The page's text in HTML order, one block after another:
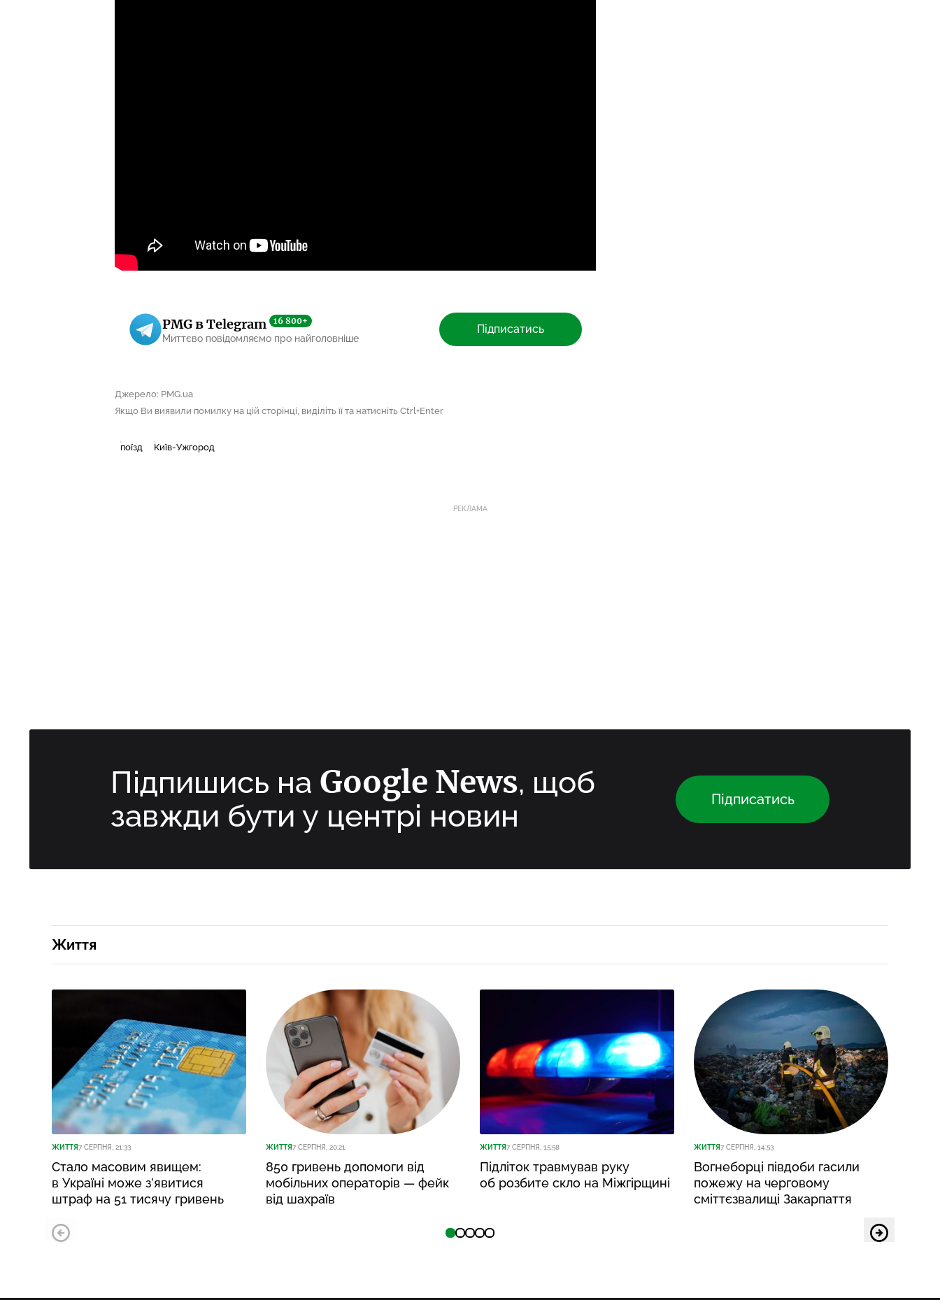
PMG в Telegram 16 800+
Миттєво повідомляємо про найголовніше
Підписатись
Джерело: PMG.ua
Якщо Ви виявили помилку на цій сторінці, виділіть її та натисніть Ctrl+Enter
поїзд Київ-Ужгород
РЕКЛАМА
Підпишись на Google News, щоб
завжди бути у центрі новин
Підписатись
Життя
ЖИТТЯ7 СЕРПНЯ, 21:33
Стало масовим явищем:
в Україні може з’явитися
штраф на 51 тисячу гривень
ЖИТТЯ7 СЕРПНЯ, 20:21
850 гривень допомоги від
мобільних операторів — фейк
від шахраїв
ЖИТТЯ7 СЕРПНЯ, 15:58
Підліток травмував руку
об розбите скло на Міжгірщині
ЖИТТЯ7 СЕРПНЯ, 14:53
Вогнеборці півдоби гасили
пожежу на черговому
сміттєзвалищі Закарпаття